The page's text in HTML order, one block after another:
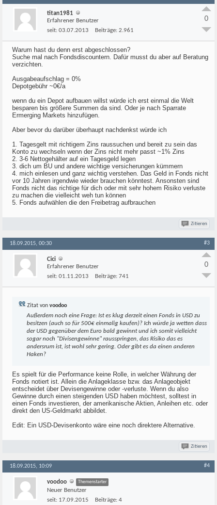
titan1981
Erfahrener Benutzer
seit: 03.07.2013 Beiträge: 2.961
0
Warum hast du denn erst abgeschlossen?
Suche mal nach Fondsdiscountern. Dafür musst du aber auf Beratung
verzichten.
Ausgabeaufschlag = 0%
Depotgebühr ~0€/a
wenn du ein Depot aufbauen willst würde ich erst einmal die Welt
besparen bis größere Summen da sind. Oder je nach Sparrate
Ermerging Markets hinzufügen.
Aber bevor du darüber überhaupt nachdenkst würde ich
1. Tagesgelt mit richtigem Zins raussuchen und bereit zu sein das
Konto zu wechseln wenn der Zins nicht mehr passt ~1% Zins
2. 3-6 Nettogehälter auf ein Tagesgeld legen
3. dich um BU und andere wichtige versicherungen kümmern
4. mich einlesen und ganz wichtig verstehen. Das Geld in Fonds nicht
vor 10 Jahren irgendwie wieder brauchen könntest. Ansonsten sind
Fonds nicht das richtige für dich oder mit sehr hohem Risiko verluste
zu machen die vielleicht weh tun können
5. Fonds aufwählen die den Freibetrag aufbrauchen
Zitieren
18.09.2015, 00:30 #3
Cici
Erfahrener Benutzer
seit: 01.11.2013 Beiträge: 741
0
Zitat von voodoo
Außerdem noch eine Frage: Ist es klug derzeit einen Fonds in USD zu
besitzen (auch so für 500€ einmalig kaufen)? Ich würde ja wetten dass
der USD gegenüber dem Euro bald gewinnt und ich somit vielleicht
sogar noch "Divisengewinne" rausspringen, das Risiko das es
andersrum ist, ist wohl sehr gering. Oder gibt es da einen anderen
Haken?
Es spielt für die Performance keine Rolle, in welcher Währung der
Fonds notiert ist. Allein die Anlageklasse bzw. das Anlageobjekt
entscheidet über Devisengewinne oder -verluste. Wenn du also
Gewinne durch einen steigenden USD haben möchtest, solltest in
einen Fonds investieren, der amerikanische Aktien, Anleihen etc. oder
direkt den US-Geldmarkt abbildet.
Edit: Ein USD-Devisenkonto wäre eine noch direktere Alternative.
Zitieren
18.09.2015, 10:09 #4
voodoo Themenstarter
Neuer Benutzer
seit: 17.09.2015 Beiträge: 4